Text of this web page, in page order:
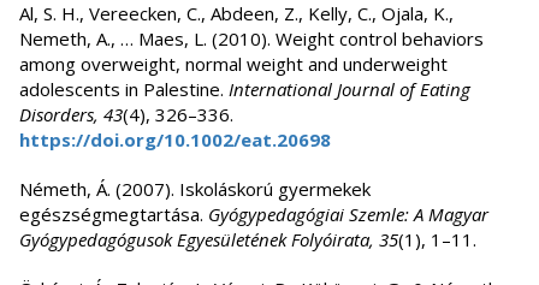
Al, S. H., Vereecken, C., Abdeen, Z., Kelly, C., Ojala, K.,
Nemeth, A., … Maes, L. (2010). Weight control behaviors
among overweight, normal weight and underweight
adolescents in Palestine. International Journal of Eating
Disorders, 43(4), 326–336.
https://doi.org/10.1002/eat.20698
Németh, Á. (2007). Iskoláskorú gyermekek
egészségmegtartása. Gyógypedagógiai Szemle: A Magyar
Gyógypedagógusok Egyesületének Folyóirata, 35(1), 1–11.